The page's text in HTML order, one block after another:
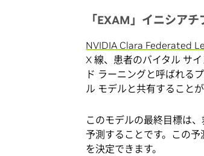
「EXAM」イニシア
NVIDIA Clara Federated
X 線、患者のバイタル サ
ド ラーニングと呼ばれる
ル モデルと共有することが
このモデルの最終目標は
予測することです。この
を決定できます。